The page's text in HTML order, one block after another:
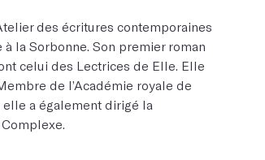
des écritures contemporaines
la Sorbonne. Son premier roman
celui des Lectrices de Elle. Elle
de l’Académie royale de
a également dirigé la